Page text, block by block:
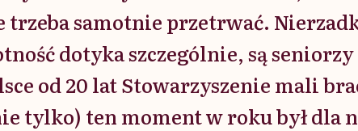
trzeba samotnie przetrwać.
dotyka szczególnie, są
od 20 lat Stowarzyszenie mali
tylko) ten moment w roku był dla